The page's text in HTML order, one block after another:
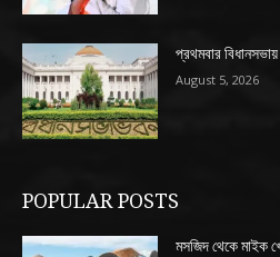
প্রথমবার বিধানসভায়
August 5, 2026
POPULAR POSTS
মসজিদ থেকে মাইক